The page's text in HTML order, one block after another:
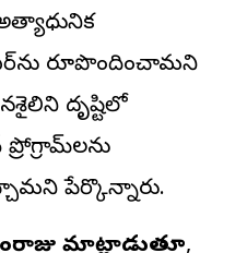
రూపొందించామని
దృష్టిలో
ప్రోగ్రామ్‌లను
పేర్కొన్నారు.
మాట్లాడుతూ,